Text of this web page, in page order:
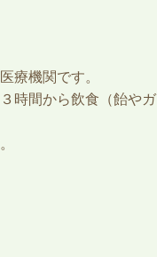
療機関です。
時間から飲食（飴やガ